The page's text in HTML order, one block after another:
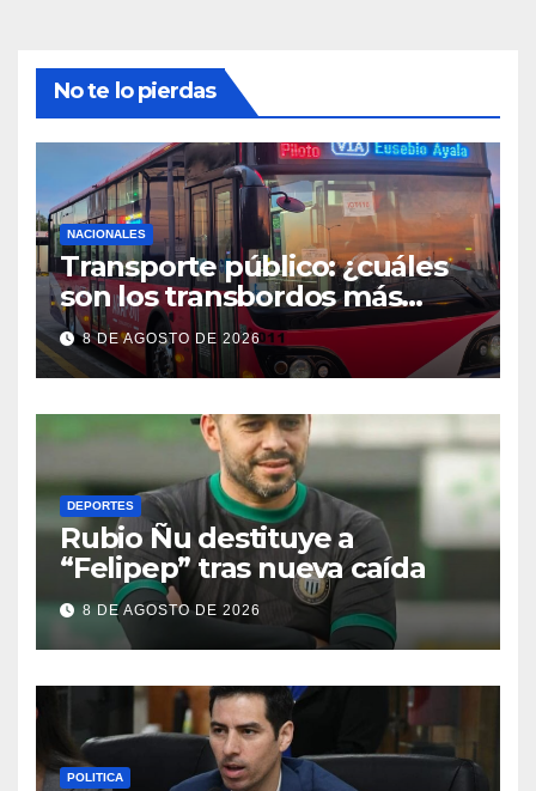
No te lo pierdas
NACIONALES
Transporte público: ¿cuáles
son los transbordos más
utilizados y cuánto se puede
ahorrar?
8 DE AGOSTO DE 2026
DEPORTES
Rubio Ñu destituye a
“Felipep” tras nueva caída
8 DE AGOSTO DE 2026
POLITICA